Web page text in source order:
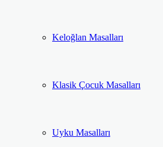
Keloğlan Masalları
Klasik Çocuk Masalları
Uyku Masalları